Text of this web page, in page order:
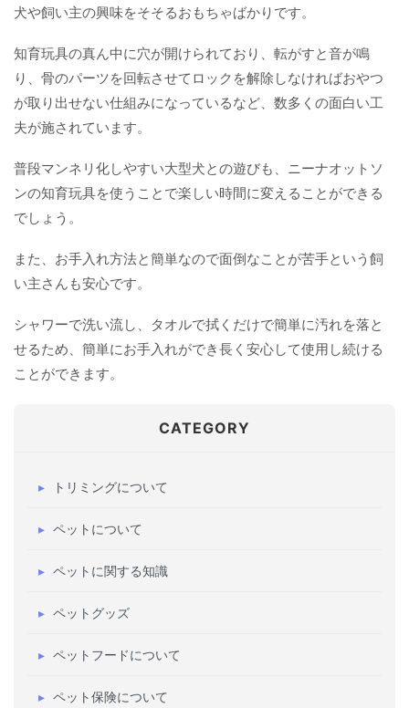
犬や飼い主の興味をそそるおもちゃばかりです。
知育玩具の真ん中に穴が開けられており、転がすと音が鳴
り、骨のパーツを回転させてロックを解除しなければおやつ
が取り出せない仕組みになっているなど、数多くの面白い工
夫が施されています。
普段マンネリ化しやすい大型犬との遊びも、ニーナオットソ
ンの知育玩具を使うことで楽しい時間に変えることができる
でしょう。
また、お手入れ方法と簡単なので面倒なことが苦手という飼
い主さんも安心です。
シャワーで洗い流し、タオルで拭くだけで簡単に汚れを落と
せるため、簡単にお手入れができ長く安心して使用し続ける
ことができます。
CATEGORY
トリミングについて
ペットについて
ペットに関する知識
ペットグッズ
ペットフードについて
ペット保険について